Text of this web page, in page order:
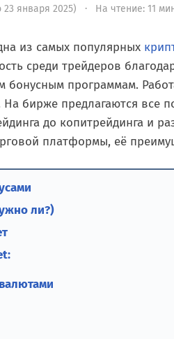
23 января 2025) · На чтение: 11
из самых популярных
среди трейдеров
программам.
бирже предлагаются все
до копитрейдинга и
платформы, её
ли?)